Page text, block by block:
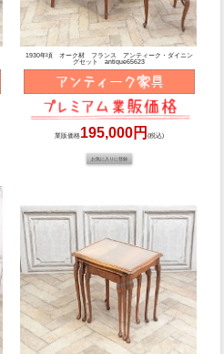
1930年頃 オーク材 フランス アンティーク・ダイニン
グセット antique65623
業販価格195,000円 (税込)